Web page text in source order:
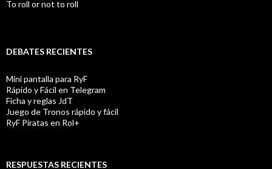
To roll or not to roll
DEBATES RECIENTES
Mini pantalla para RyF
Rápido y Fácil en Telegram
Ficha y reglas JdT
Juego de Tronos rápido y fácil
RyF Piratas en Rol+
RESPUESTAS RECIENTES